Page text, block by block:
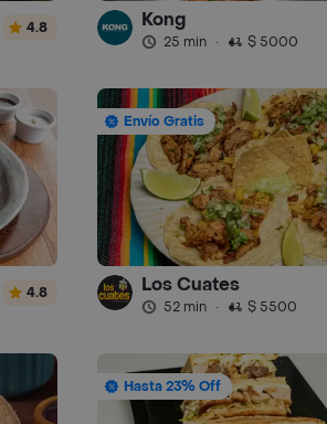
4.8 Kong
25 min · $ 5000
4.8
Envío Gratis
Los Cuates
52 min · $ 5500
Hasta 23% Off